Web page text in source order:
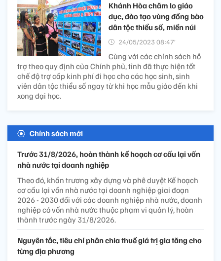
Khánh Hòa chăm lo giáo
dục, đào tạo vùng đồng bào
dân tộc thiểu số, miền núi
24/05/2023 08:47’
Cùng với các chính sách hỗ
trợ theo quy định của Chính phủ, tỉnh đã thực hiện tốt
chế độ trợ cấp kinh phí đi học cho các học sinh, sinh
viên dân tộc thiểu số ngay từ khi học mẫu giáo đến khi
xong đại học.
Chính sách mới
Trước 31/8/2026, hoàn thành kế hoạch cơ cấu lại vốn
nhà nước tại doanh nghiệp
Theo đó, khẩn trương xây dựng và phê duyệt Kế hoạch
cơ cấu lại vốn nhà nước tại doanh nghiệp giai đoạn
2026 - 2030 đối với các doanh nghiệp nhà nước, doanh
nghiệp có vốn nhà nước thuộc phạm vi quản lý, hoàn
thành trước ngày 31/8/2026.
Nguyên tắc, tiêu chí phân chia thuế giá trị gia tăng cho
từng địa phương